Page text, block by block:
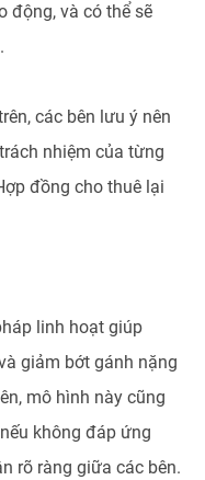
động, và có thể sẽ
các bên lưu ý nên
nhiệm của từng
đồng cho thuê lại
linh hoạt giúp
giảm bớt gánh nặng
mô hình này cũng
không đáp ứng
rõ ràng giữa các bên.